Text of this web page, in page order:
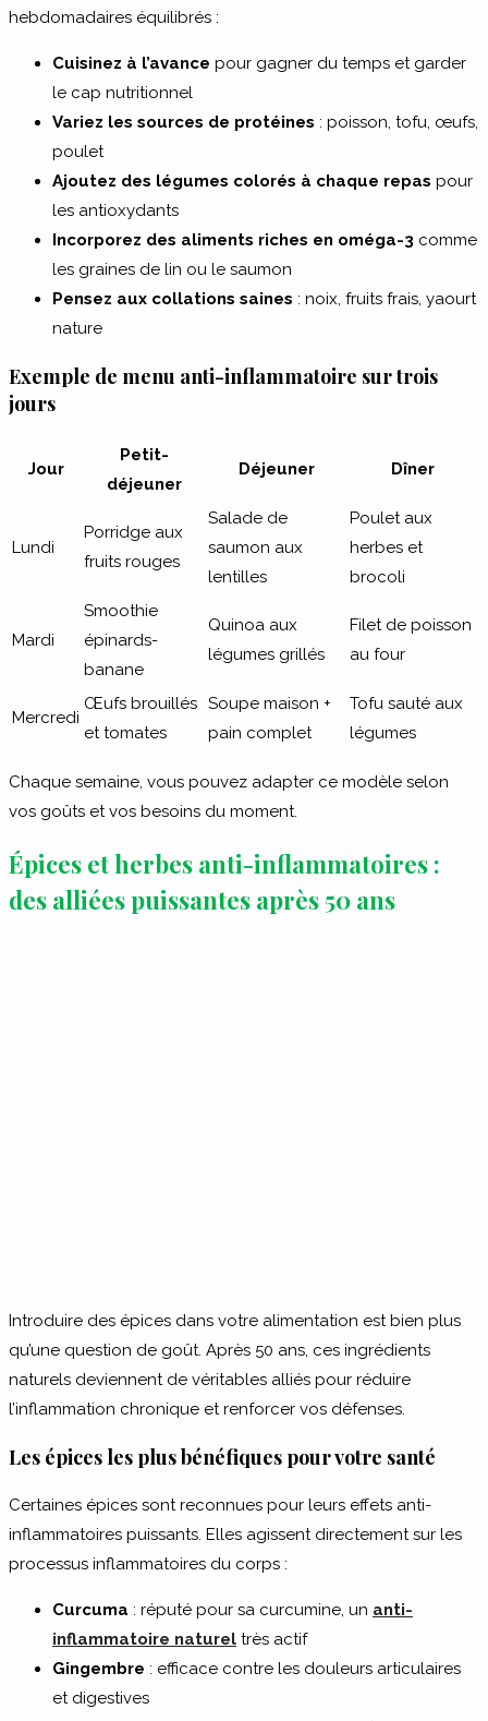
hebdomadaires équilibrés :
Cuisinez à l’avance pour gagner du temps et garder
le cap nutritionnel
Variez les sources de protéines : poisson, tofu, œufs,
poulet
Ajoutez des légumes colorés à chaque repas pour
les antioxydants
Incorporez des aliments riches en oméga-3 comme
les graines de lin ou le saumon
Pensez aux collations saines : noix, fruits frais, yaourt
nature
Exemple de menu anti-inflammatoire sur trois
jours
Jour
Petit-
déjeuner
Déjeuner Dîner
Lundi
Porridge aux
fruits rouges
Salade de
saumon aux
lentilles
Poulet aux
herbes et
brocoli
Mardi
Smoothie
épinards-
banane
Quinoa aux
légumes grillés
Filet de poisson
au four
Mercredi
Œufs brouillés
et tomates
Soupe maison +
pain complet
Tofu sauté aux
légumes
Chaque semaine, vous pouvez adapter ce modèle selon
vos goûts et vos besoins du moment.
Épices et herbes anti-inflammatoires :
des alliées puissantes après 50 ans
Introduire des épices dans votre alimentation est bien plus
qu’une question de goût. Après 50 ans, ces ingrédients
naturels deviennent de véritables alliés pour réduire
l’inflammation chronique et renforcer vos défenses.
Les épices les plus bénéfiques pour votre santé
Certaines épices sont reconnues pour leurs effets anti-
inflammatoires puissants. Elles agissent directement sur les
processus inflammatoires du corps :
Curcuma : réputé pour sa curcumine, un anti-
inflammatoire naturel très actif
Gingembre : efficace contre les douleurs articulaires
et digestives